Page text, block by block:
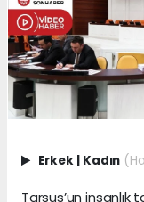
Erkek | Kadın
Tarsus’un